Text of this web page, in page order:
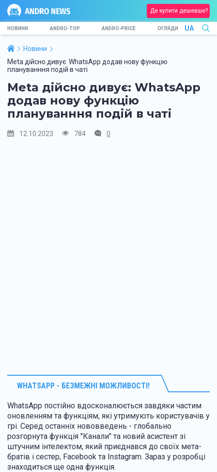
Де купити дешевше?
НОВИНИ ANDRO-TOP ANDRO-PRICE ОГЛЯДИ UA
Новини
Meta дійсно дивує: WhatsApp додав нову функцію
плануванння подій в чаті
Meta дійсно дивує: WhatsApp
додав нову функцію
плануванння подій в чаті
12.10.2023 784 0
WHATSAPP - БЕЗМЕЖНІ МОЖЛИВОСТІ!
WhatsApp постійно вдосконалюється завдяки частим
оновленням та функціям, які утримують користувачів у
грі. Серед останніх нововведень - глобально
розгорнута функція "Канали" та новий асистент зі
штучним інтелектом, який приєднався до своїх мета-
братів і сестер, Facebook та Instagram. Зараз у розробці
знаходиться ще одна функція.